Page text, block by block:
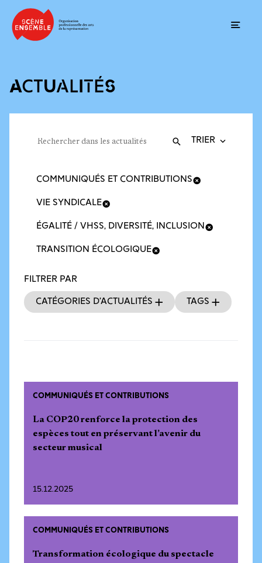
ACTUALITÉS
Recherche
Valider
FILTRER PAR
Catégories d’actualités Tags
COMMUNIQUÉS ET CONTRIBUTIONS
VIE SYNDICALE
ÉGALITÉ / VHSS, DIVERSITÉ, INCLUSION
TRANSITION ÉCOLOGIQUE
COMMUNIQUÉS ET CONTRIBUTIONS
La COP20 renforce la protection des
espèces tout en préservant l’avenir du
secteur musical
15.12.2025
COMMUNIQUÉS ET CONTRIBUTIONS
Transformation écologique du spectacle